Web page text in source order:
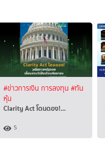
#ข่าวการเงิน การลงทุน #ทัน
หุ้น
Clarity Act โดนดอง!…
5